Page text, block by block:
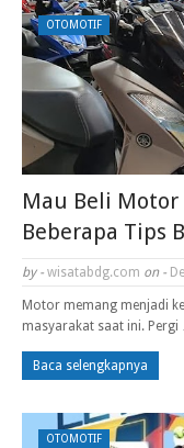
OTOMOTIF
Mau Beli Motor
Beberapa Tips
by - wisatabdg.com on -
Motor memang menjadi
masyarakat saat ini.
Baca selengkapnya
OTOMOTIF